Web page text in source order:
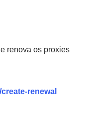
renova os proxies
renewal